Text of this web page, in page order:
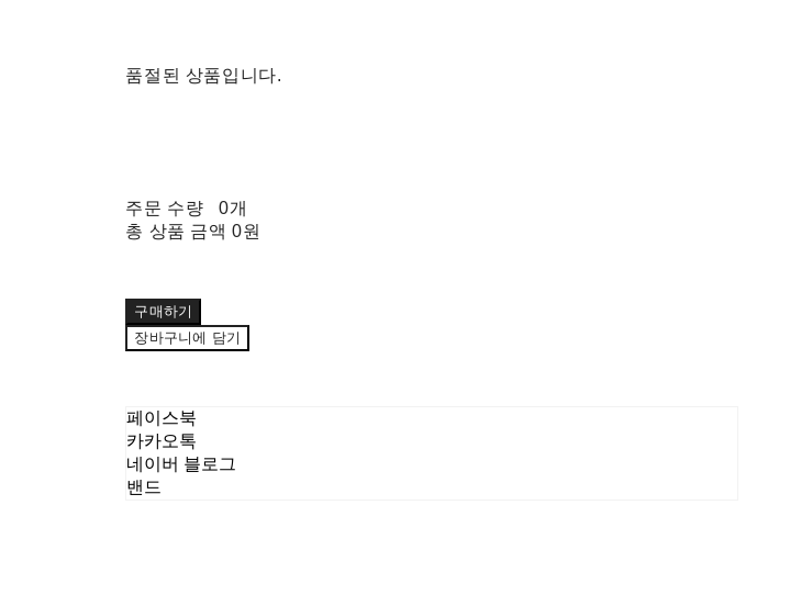
품절된 상품입니다.
주문 수량
0개
총 상품 금액 0원
구매하기
장바구니에 담기
페이스북
카카오톡
네이버 블로그
밴드